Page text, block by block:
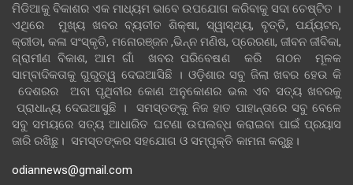
ମିଡିଆକୁ ବିକାଶର ଏକ ମାଧ୍ୟମ ଭାବେ ଉପଯୋଗ କରିବାକୁ ସଦା ଚେଷ୍ଟିତ ।
ଏଥିରେ ମୁଖ୍ୟ ଖବର ବ୍ୟତୀତ ଶିକ୍ଷା, ସ୍ୱାସ୍ଥ୍ୟ, ବୃତ୍ତି, ପର୍ଯ୍ୟଟନ,
କ୍ରୀଡା, କଳା ସଂସ୍କୃତି, ମନୋରଞ୍ଜନ ,ଭିନ୍ନ ମଣିଷ, ପ୍ରେରଣା, ଜୀବନ ଜୀବିକା,
ଗ୍ରାମୀଣ ବିକାଶ, ଆମ ଗାଁ ଖବର ପରିବେଷଣ କରି ଗଠନ ମୂଳକ
ସାମ୍ବାଦିକତାକୁ ଗୁରୁତ୍ୱ ଦେଇଆସିଛି । ଓଡ଼ିଶାର ସବୁ ଜିଲା ଖବର ହେଉ କି
ଦେଶରର ଅବା ପୃଥିବୀର କୋଣ ଅନୁକୋଣର ଭଲ ଏବ ସତ୍ୟ ଖବରକୁ
ପ୍ରାଧାନ୍ୟ ଦେଇଆସୁଛି । ସମସ୍ତଙ୍କୁ ନିଜ ହାତ ପାହାନ୍ତାରେ ସବୁ ବେଳେ
ସବୁ ସମୟରେ ସତ୍ୟ ଆଧାରିତ ଘଟଣା ଉପଲବ୍ଧ କରାଇବା ପାଇଁ ପ୍ରୟାସ
ଜାରି ରଖିଛୁ। ସମସ୍ତଙ୍କର ସହଯୋଗ ଓ ସମ୍ପୃକ୍ତି କାମନା କରୁଛୁ।
odiannews@gmail.com